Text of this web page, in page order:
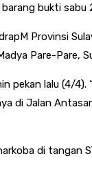
bukti
Provinsi
Pare-Pare,
pekan lalu (4/4).
di Jalan
di tangan